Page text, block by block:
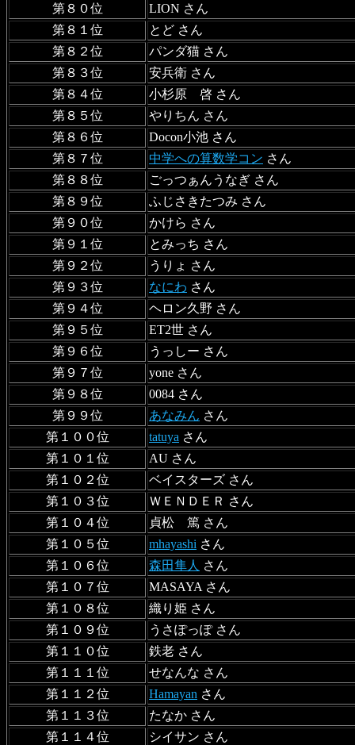
第８０位
LION さん
第８１位
とど さん
第８２位
パンダ猫 さん
第８３位
安兵衛 さん
第８４位
小杉原 啓 さん
第８５位
やりちん さん
第８６位
Docon小池 さん
第８７位
中学への算数学コン さん
第８８位
ごっつぁんうなぎ さん
第８９位
ふじさきたつみ さん
第９０位
かけら さん
第９１位
とみっち さん
第９２位
うりょ さん
第９３位
なにわ さん
第９４位
ヘロン久野 さん
第９５位
ET2世 さん
第９６位
うっしー さん
第９７位
yone さん
第９８位
0084 さん
第９９位
あなみん さん
第１００位
tatuya さん
第１０１位
AU さん
第１０２位
ベイスターズ さん
第１０３位
ＷＥＮＤＥＲ さん
第１０４位
貞松 篤 さん
第１０５位
mhayashi さん
第１０６位
森田隼人 さん
第１０７位
MASAYA さん
第１０８位
織り姫 さん
第１０９位
うさぽっぽ さん
第１１０位
鉄老 さん
第１１１位
せなんな さん
第１１２位
Hamayan さん
第１１３位
たなか さん
第１１４位
シイサン さん